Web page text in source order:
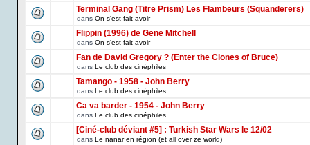
Terminal Gang (Titre Prism) Les Flambeurs (Squanderers)
dans On s'est fait avoir
Flippin (1996) de Gene Mitchell
dans On s'est fait avoir
Fan de David Gregory ? (Enter the Clones of Bruce)
dans Le club des cinéphiles
Tamango - 1958 - John Berry
dans Le club des cinéphiles
Ca va barder - 1954 - John Berry
dans Le club des cinéphiles
[Ciné-club déviant #5] : Turkish Star Wars le 12/02
dans Le nanar en région (et all over ze world)